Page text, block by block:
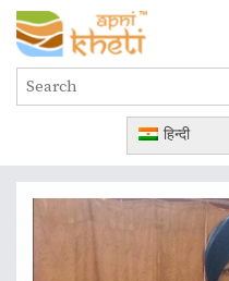
हिन्दी